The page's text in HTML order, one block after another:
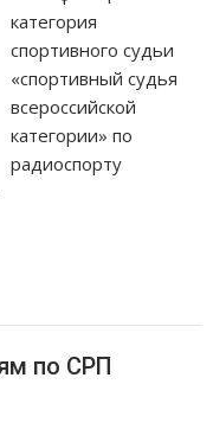
категория
спортивного судьи
«спортивный судья
всероссийской
категории» по
радиоспорту
по СРП